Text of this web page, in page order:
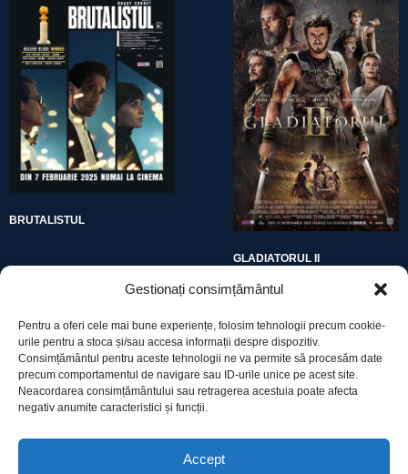
Gestionați consimțământul
Pentru a oferi cele mai bune experiențe, folosim tehnologii precum cookie-
urile pentru a stoca și/sau accesa informații despre dispozitiv.
Consimțământul pentru aceste tehnologii ne va permite să procesăm date
precum comportamentul de navigare sau ID-urile unice pe acest site.
Neacordarea consimțământului sau retragerea acestuia poate afecta
negativ anumite caracteristici și funcții.
Accept
BRUTALISTUL
GLADIATORUL II
Utile